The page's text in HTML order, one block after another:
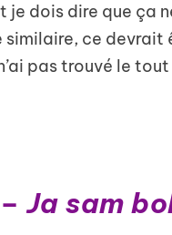
dois dire que ça
similaire, ce
pas trouvé le
–Ja sam